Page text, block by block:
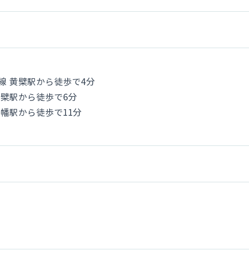
黄檗駅から徒歩で4分
駅から徒歩で6分
駅から徒歩で11分